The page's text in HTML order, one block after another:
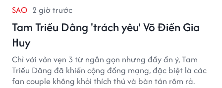
SAO 2 giờ trước
Tam Triều Dâng 'trách yêu' Võ Điền Gia
Huy
Chỉ với vỏn vẹn 3 từ ngắn gọn nhưng đầy ẩn ý, Tam
Triều Dâng đã khiến cộng đồng mạng, đặc biệt là các
fan couple không khỏi thích thú và bàn tán rôm rả.